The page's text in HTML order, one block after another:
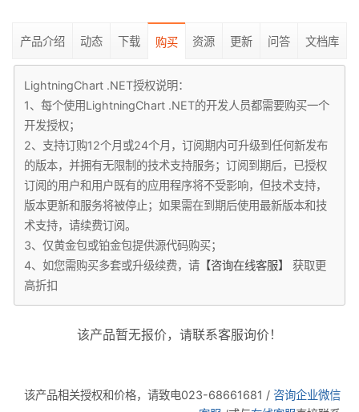
产品介绍 动态 下载 购买 资源 更新 问答 文档库
LightningChart .NET授权说明：
1、每个使用LightningChart .NET的开发人员都需要购买一个
开发授权；
2、支持订购12个月或24个月，订阅期内可升级到任何新发布
的版本，并拥有无限制的技术支持服务；订阅到期后，已授权
订阅的用户和用户既有的应用程序将不受影响，但技术支持，
版本更新和服务将被停止；如果需在到期后使用最新版本和技
术支持，请续费订阅。
3、仅黄金包或铂金包提供源代码购买；
4、如您需购买多套或升级续费，请 【咨询在线客服】
获取更
高折扣
该产品暂无报价，请联系客服询价！
该产品相关授权和价格，请致电023-68661681 / 咨询企业微信
微信 电话